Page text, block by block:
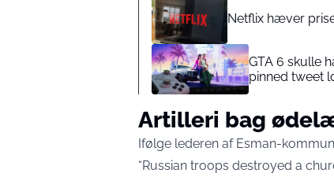
Netflix hæver
GTA 6 skulle
pinned tweet
Artilleri bag
Ifølge lederen af Esman-
“Russian troops destroyed a